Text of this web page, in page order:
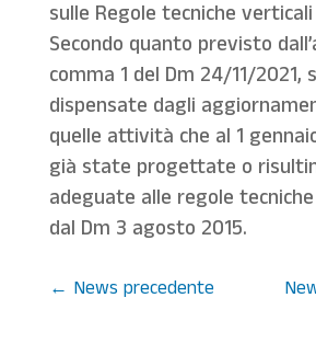
sulle Regole tecniche verticali
Secondo quanto previsto
comma 1 del Dm 24/11/2021,
dispensate dagli
quelle attività che al 1
già state progettate o
adeguate alle regole
dal Dm 3 agosto 2015.
← News precedente